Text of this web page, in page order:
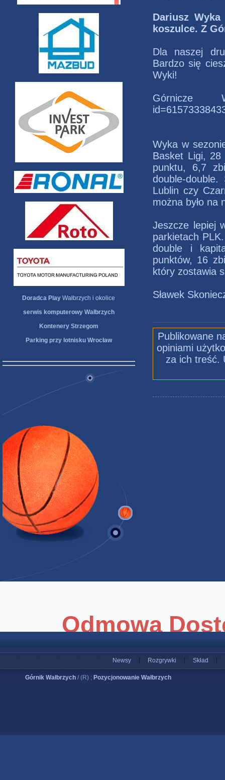
Doradca Play Wałbrzych i okolice
serwis komputerowy Wałbrzych
Kontenery Strzegom
Parking przy lotnisku Wrocław
Dariusz
koszulce. Z
Dla naszej
Bardzo się
Wyki!
Górnicze
Wyka w
Basket Ligi, 28
punktu, 6,7
double-
Lublin czy
można było na
Jeszcze lepiej
parkietach
double i
punktów, 16
który zostawia
Sławek
Publikowane
opiniami
za ich treść.
Newsy Rozgrywki Skład
Górnik Wałbrzych / (R) ; Pozycjonowanie Wałbrzych